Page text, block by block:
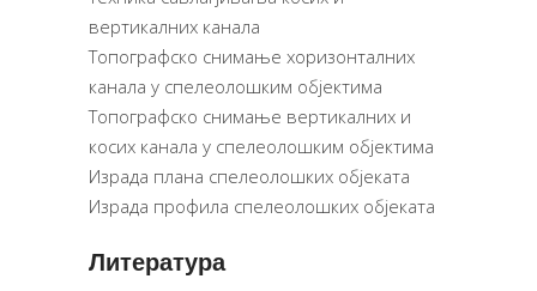
вертикалних канала
Топографско снимање хоризонталних
канала у спелеолошким објектима
Топографско снимање вертикалних и
косих канала у спелеолошким објектима
Израда плана спелеолошких објеката
Израда профила спелеолошких објеката
Литература